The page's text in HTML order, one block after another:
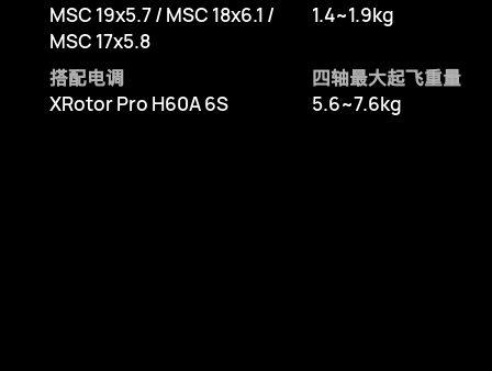
MSC 19x5.7 / MSC 18x6.1 /
MSC 17x5.8
1.4~1.9kg
搭配电调
XRotor Pro H60A 6S
四轴最大起飞重量
5.6~7.6kg